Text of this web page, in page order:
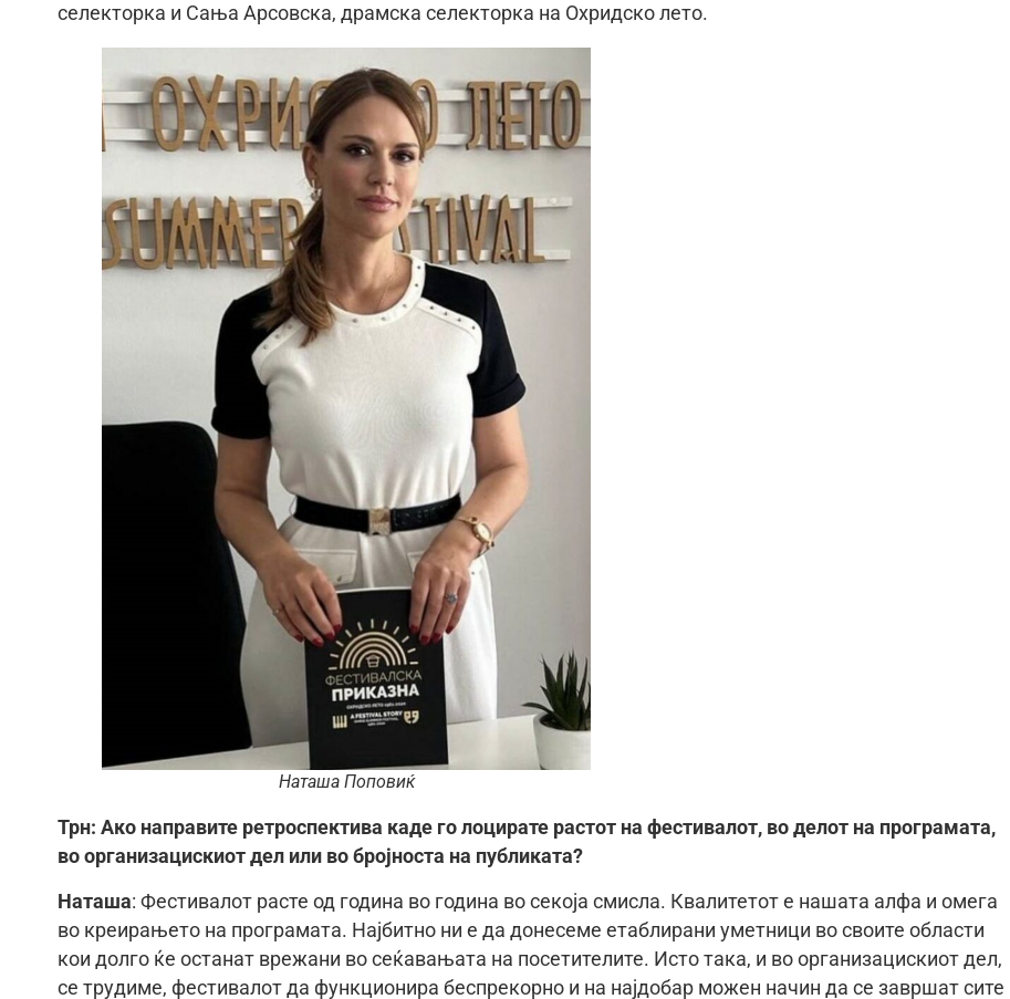
селекторка и Сања Арсовска, драмска селекторка на Охридско лето.
Наташа Поповиќ
Трн: Ако направите ретроспектива каде го лоцирате растот на фестивалот, во делот на програмата,
во организацискиот дел или во бројноста на публиката?
Наташа: Фестивалот расте од година во година во секоја смисла. Квалитетот е нашата алфа и омега
во креирањето на програмата. Најбитно ни е да донесеме етаблирани уметници во своите области
кои долго ќе останат врежани во сеќавањата на посетителите. Исто така, и во организацискиот дел,
се трудиме, фестивалот да функционира беспрекорно и на најдобар можен начин да се завршат сите